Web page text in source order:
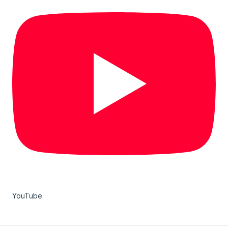
YouTube